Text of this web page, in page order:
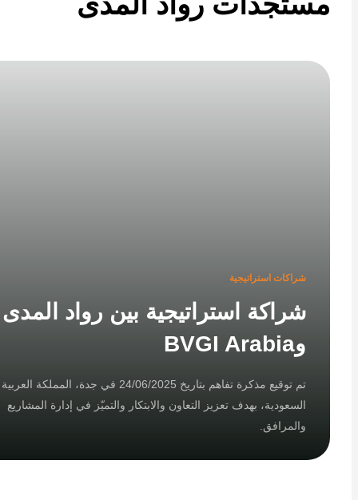
شراكات استراتيجية
شراكة استراتيجية بين رواد المدى
تم توقيع مذكرة تفاهم بتاريخ 24/06/2025 في جدة، المملكة العربية
السعودية، بهدف تعزيز التعاون والابتكار والتميّز في إدارة المشاريع